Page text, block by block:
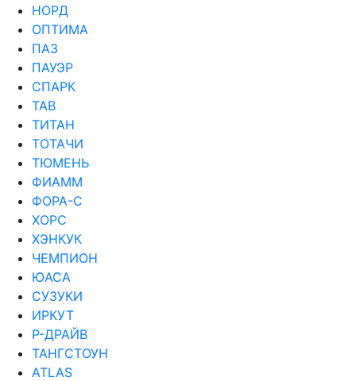
НОРД
ОПТИМА
ПАЗ
ПАУЭР
СПАРК
ТАВ
ТИТАН
ТОТАЧИ
ТЮМЕНЬ
ФИАММ
ФОРА-С
ХОРС
ХЭНКУК
ЧЕМПИОН
ЮАСА
СУЗУКИ
ИРКУТ
Р-ДРАЙВ
ТАНГСТОУН
ATLAS